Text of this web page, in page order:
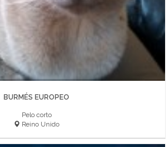
BURMÉS EUROPEO
Pelo corto
Reino Unido